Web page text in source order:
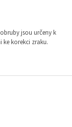
jsou určeny k
korekci zraku.